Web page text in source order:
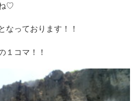
♡
なっております！！
１コマ！！